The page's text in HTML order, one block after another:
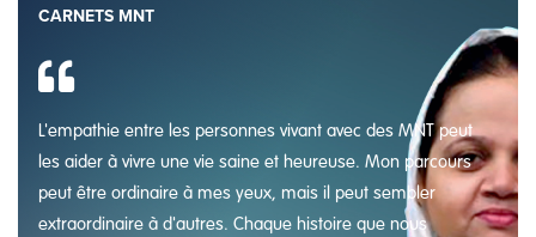
CARNETS MNT
L'empathie entre les personnes vivant avec des MNT peut
les aider à vivre une vie saine et heureuse. Mon parcours
peut être ordinaire à mes yeux, mais il peut sembler
extraordinaire à d'autres. Chaque histoire que nous